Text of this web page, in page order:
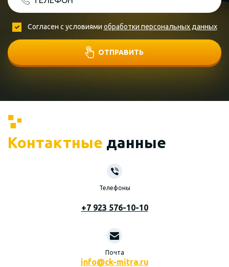
Согласен с условиями обработки персональных данных
ОТПРАВИТЬ
Контактные данные
Телефоны
+7 923 576-10-10
Почта
info@ck-mitra.ru